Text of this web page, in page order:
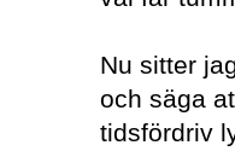
Nu sitter
och säga
tidsfördriv